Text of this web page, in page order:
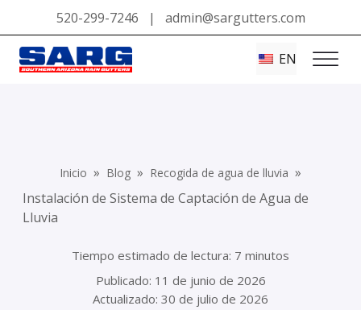
520-299-7246 | admin@sargutters.com
EN
Inicio » Blog » Recogida de agua de lluvia »
Instalación de Sistema de Captación de Agua de
Lluvia
Tiempo estimado de lectura: 7 minutos
Publicado: 11 de junio de 2026
Actualizado: 30 de julio de 2026